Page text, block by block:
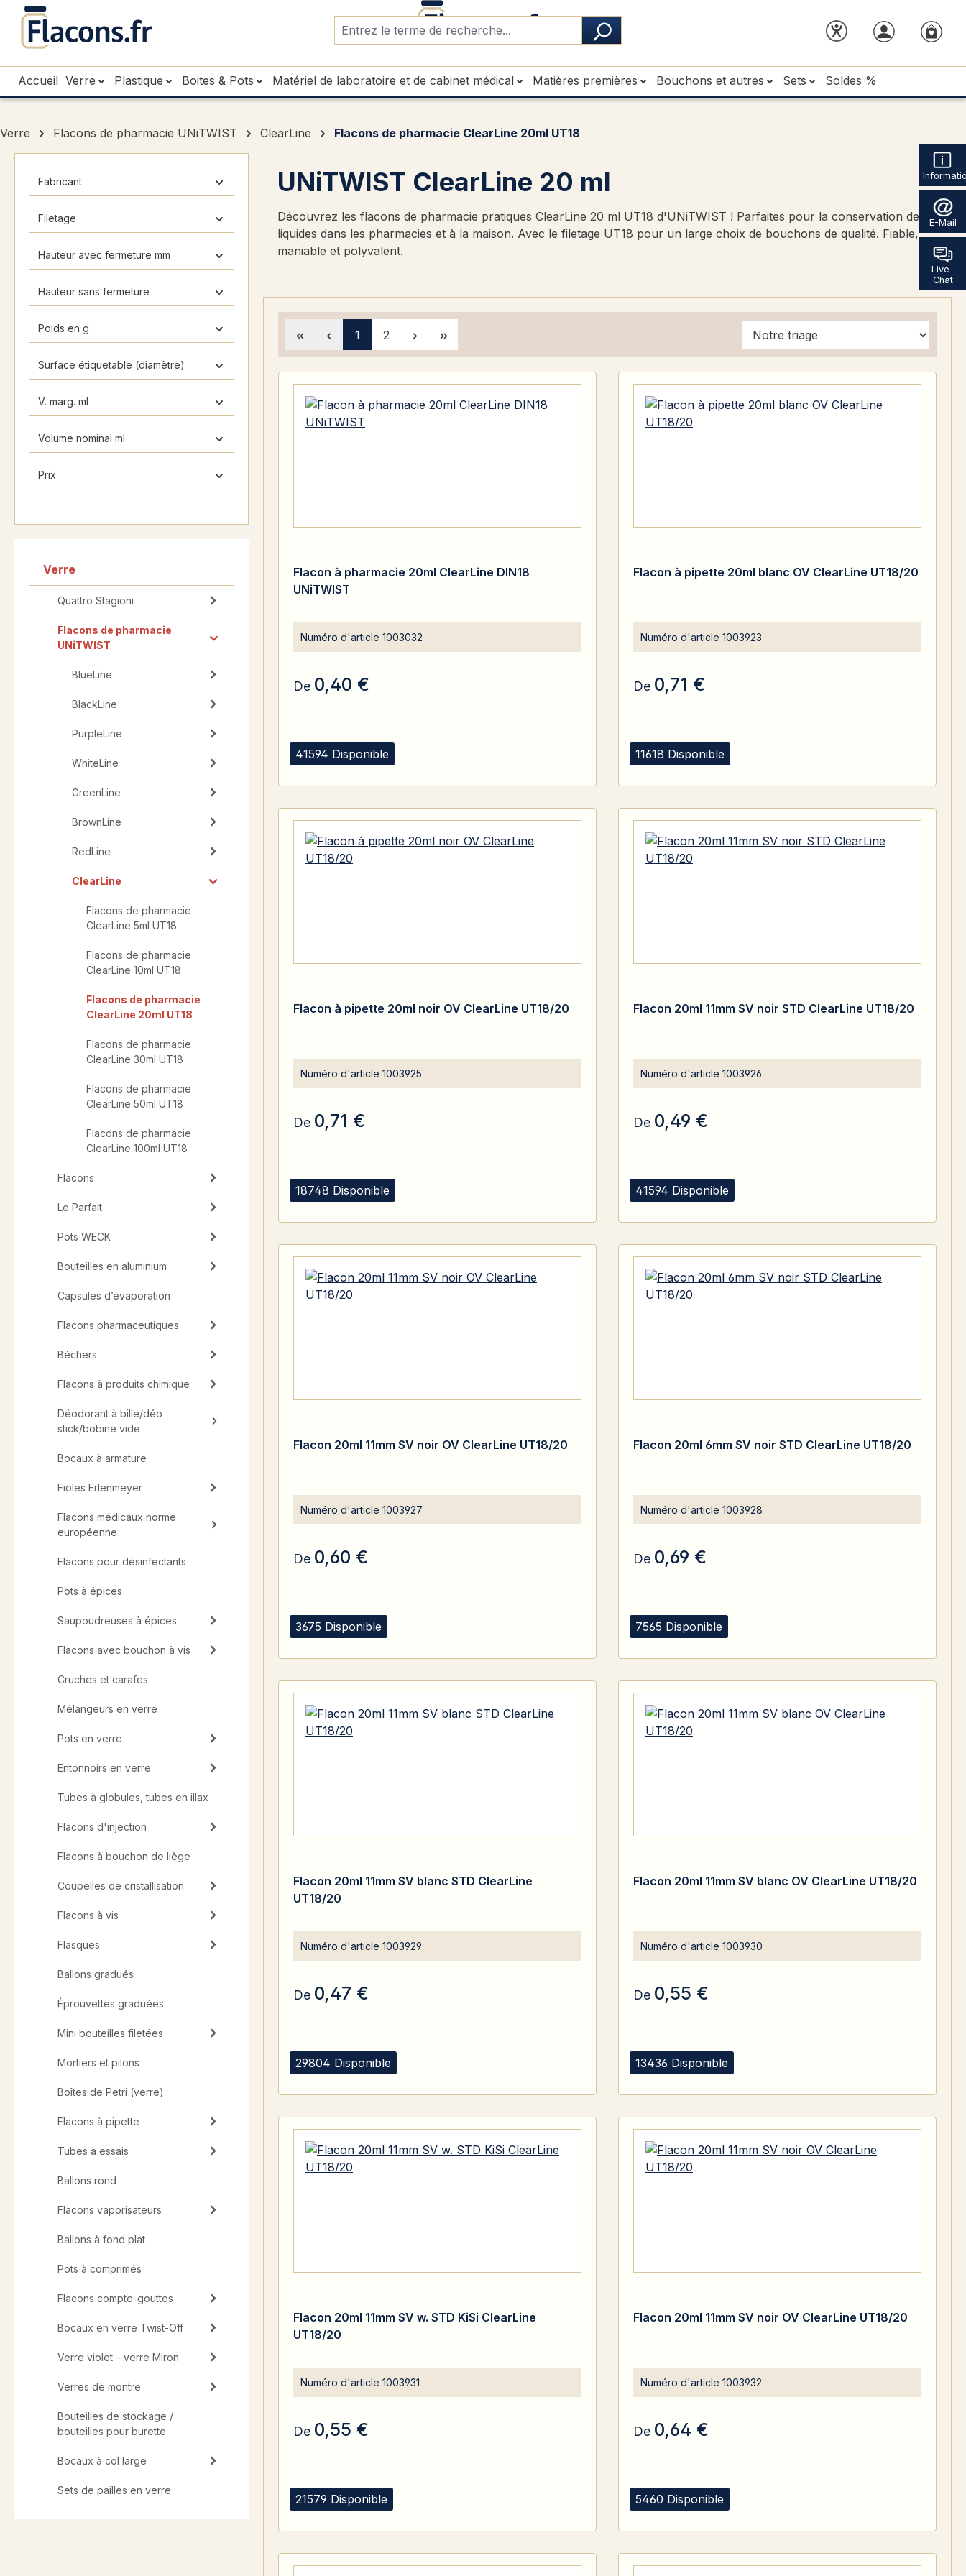
au contenu principal
Passer à la recherche
Passer à la navigation principale
E-Mail
Live-
Chat
Accueil Verre Plastique Boites & Pots Matériel de laboratoire et de cabinet médical Matières premières Bouchons et autres Sets Soldes %
Verre Flacons de pharmacie UNiTWIST ClearLine Flacons de pharmacie ClearLine 20ml UT18
Fabricant
Filetage
Hauteur avec fermeture mm
Hauteur sans fermeture
Poids en g
Surface étiquetable (diamètre)
V. marg. ml
Volume nominal ml
Prix
Verre
Quattro Stagioni
Flacons de pharmacie
UNiTWIST
BlueLine
BlackLine
PurpleLine
WhiteLine
GreenLine
BrownLine
RedLine
ClearLine
Flacons de pharmacie
ClearLine 5ml UT18
Flacons de pharmacie
ClearLine 10ml UT18
Flacons de pharmacie
ClearLine 20ml UT18
Flacons de pharmacie
ClearLine 30ml UT18
Flacons de pharmacie
ClearLine 50ml UT18
Flacons de pharmacie
ClearLine 100ml UT18
Flacons
Le Parfait
Pots WECK
Bouteilles en aluminium
Capsules d’évaporation
Flacons pharmaceutiques
Béchers
Flacons à produits chimique
Déodorant à bille/déo
stick/bobine vide
Bocaux à armature
Fioles Erlenmeyer
Flacons médicaux norme
européenne
Flacons pour désinfectants
Pots à épices
Saupoudreuses à épices
Flacons avec bouchon à vis
Cruches et carafes
Mélangeurs en verre
Pots en verre
Entonnoirs en verre
Tubes à globules, tubes en illax
Flacons d'injection
Flacons à bouchon de liège
Coupelles de cristallisation
Flacons à vis
Flasques
Ballons gradués
Éprouvettes graduées
Mini bouteilles filetées
Mortiers et pilons
Boîtes de Petri (verre)
Flacons à pipette
Tubes à essais
Ballons rond
Flacons vaporisateurs
Ballons à fond plat
Pots à comprimés
Flacons compte-gouttes
Bocaux en verre Twist-Off
Verre violet – verre Miron
Verres de montre
Bouteilles de stockage /
bouteilles pour burette
Bocaux à col large
Sets de pailles en verre
UNiTWIST ClearLine 20 ml
Découvrez les flacons de pharmacie pratiques ClearLine 20 ml UT18 d'UNiTWIST ! Parfaites pour la conservation de
liquides dans les pharmacies et à la maison. Avec le filetage UT18 pour un large choix de bouchons de qualité. Fiable,
maniable et polyvalent.
Page
1 Page
2
41594 Disponible
Flacon à pharmacie 20ml ClearLine DIN18
UNiTWIST
Numéro d'article 1003032
De 0,40 €
11618 Disponible
Flacon à pipette 20ml blanc OV ClearLine UT18/20
Numéro d'article 1003923
De 0,71 €
18748 Disponible
Flacon à pipette 20ml noir OV ClearLine UT18/20
Numéro d'article 1003925
De 0,71 €
41594 Disponible
Flacon 20ml 11mm SV noir STD ClearLine UT18/20
Numéro d'article 1003926
De 0,49 €
3675 Disponible
Flacon 20ml 11mm SV noir OV ClearLine UT18/20
Numéro d'article 1003927
De 0,60 €
7565 Disponible
Flacon 20ml 6mm SV noir STD ClearLine UT18/20
Numéro d'article 1003928
De 0,69 €
29804 Disponible
Flacon 20ml 11mm SV blanc STD ClearLine
UT18/20
Numéro d'article 1003929
De 0,47 €
13436 Disponible
Flacon 20ml 11mm SV blanc OV ClearLine UT18/20
Numéro d'article 1003930
De 0,55 €
21579 Disponible
Flacon 20ml 11mm SV w. STD KiSi ClearLine
UT18/20
Numéro d'article 1003931
De 0,55 €
5460 Disponible
Flacon 20ml 11mm SV noir OV ClearLine UT18/20
Numéro d'article 1003932
De 0,64 €